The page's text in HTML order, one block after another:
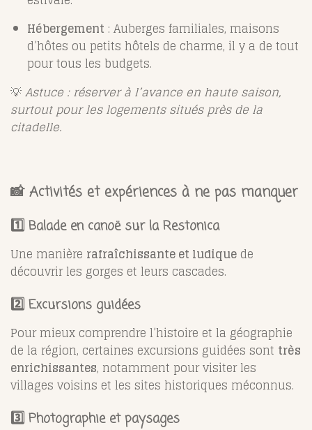
Hébergement : Auberges familiales, maisons
d’hôtes ou petits hôtels de charme, il y a de tout
pour tous les budgets.
💡Astuce : réserver à l’avance en haute saison,
surtout pour les logements situés près de la
citadelle.
📸 Activités et expériences à ne pas manquer
1️⃣ Balade en canoë sur la Restonica
Une manière rafraîchissante et ludique de
découvrir les gorges et leurs cascades.
2️⃣ Excursions guidées
Pour mieux comprendre l’histoire et la géographie
de la région, certaines excursions guidées sont très
enrichissantes, notamment pour visiter les
villages voisins et les sites historiques méconnus.
3️⃣ Photographie et paysages